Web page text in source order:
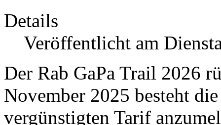
Details
Veröffentlicht am
Der Rab GaPa Trail 2026
November 2025 besteht
vergünstigten Tarif